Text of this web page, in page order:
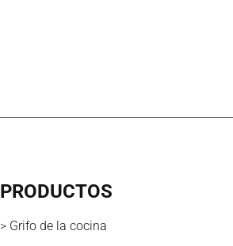
PRODUCTOS
> Grifo de la cocina